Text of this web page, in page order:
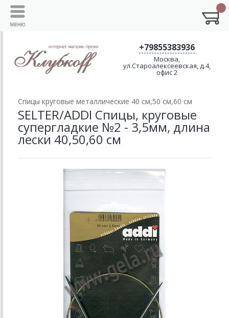
+79855383936
Москва,
ул.Староалексеевская, д.4,
офис 2
Спицы круговые металлические 40 см,50 см,60 см
SELTER/ADDI Спицы, круговые
супергладкие №2 - 3,5мм, длина
лески 40,50,60 см